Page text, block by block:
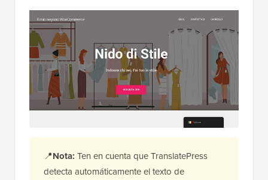
📍Nota: Ten en cuenta que TranslatePress
detecta automáticamente el texto de